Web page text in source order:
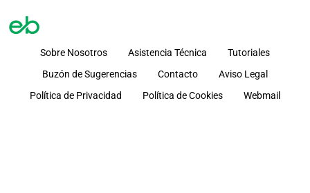
Sobre Nosotros Asistencia Técnica
Tutoriales
Buzón de Sugerencias
Contacto
Aviso Legal
Política de Privacidad
Política de Cookies Webmail